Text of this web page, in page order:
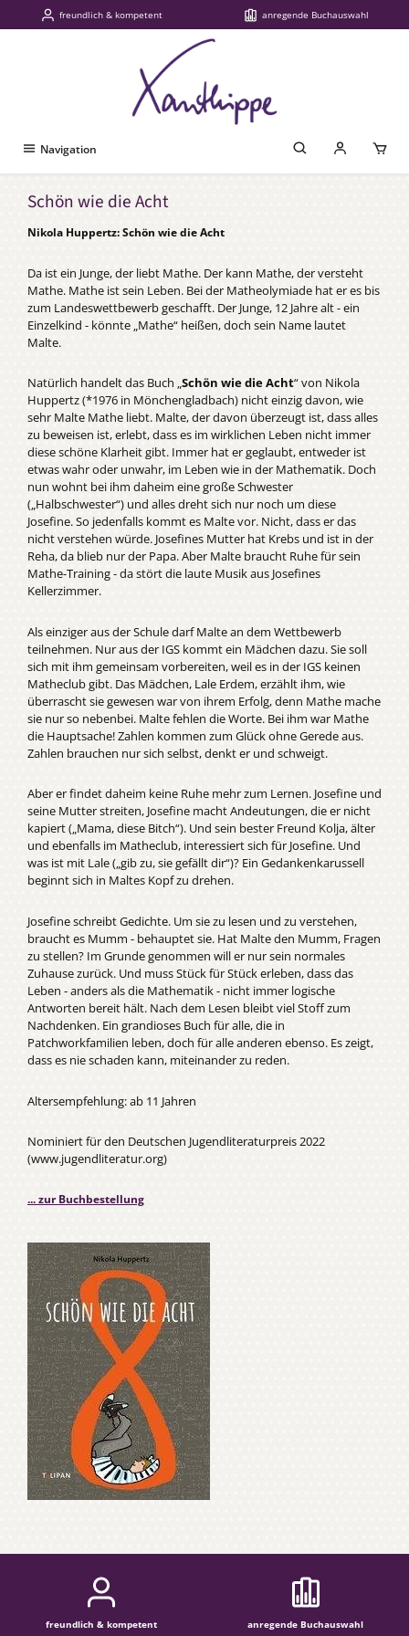
Zum Hauptinhalt springen
freundlich & kompetent anregende Buchauswahl
Navigation
Schön wie die Acht
Nikola Huppertz: Schön wie die Acht
Da ist ein Junge, der liebt Mathe. Der kann Mathe, der versteht
Mathe. Mathe ist sein Leben. Bei der Matheolymiade hat er es bis
zum Landeswettbewerb geschafft. Der Junge, 12 Jahre alt - ein
Einzelkind - könnte „Mathe“ heißen, doch sein Name lautet
Malte.
Natürlich handelt das Buch „Schön wie die Acht“ von Nikola
Huppertz (*1976 in Mönchengladbach) nicht einzig davon, wie
sehr Malte Mathe liebt. Malte, der davon überzeugt ist, dass alles
zu beweisen ist, erlebt, dass es im wirklichen Leben nicht immer
diese schöne Klarheit gibt. Immer hat er geglaubt, entweder ist
etwas wahr oder unwahr, im Leben wie in der Mathematik. Doch
nun wohnt bei ihm daheim eine große Schwester
(„Halbschwester“) und alles dreht sich nur noch um diese
Josefine. So jedenfalls kommt es Malte vor. Nicht, dass er das
nicht verstehen würde. Josefines Mutter hat Krebs und ist in der
Reha, da blieb nur der Papa. Aber Malte braucht Ruhe für sein
Mathe-Training - da stört die laute Musik aus Josefines
Kellerzimmer.
Als einziger aus der Schule darf Malte an dem Wettbewerb
teilnehmen. Nur aus der IGS kommt ein Mädchen dazu. Sie soll
sich mit ihm gemeinsam vorbereiten, weil es in der IGS keinen
Matheclub gibt. Das Mädchen, Lale Erdem, erzählt ihm, wie
überrascht sie gewesen war von ihrem Erfolg, denn Mathe mache
sie nur so nebenbei. Malte fehlen die Worte. Bei ihm war Mathe
die Hauptsache! Zahlen kommen zum Glück ohne Gerede aus.
Zahlen brauchen nur sich selbst, denkt er und schweigt.
Aber er findet daheim keine Ruhe mehr zum Lernen. Josefine und
seine Mutter streiten, Josefine macht Andeutungen, die er nicht
kapiert („Mama, diese Bitch“). Und sein bester Freund Kolja, älter
und ebenfalls im Matheclub, interessiert sich für Josefine. Und
was ist mit Lale („gib zu, sie gefällt dir“)? Ein Gedankenkarussell
beginnt sich in Maltes Kopf zu drehen.
Josefine schreibt Gedichte. Um sie zu lesen und zu verstehen,
braucht es Mumm - behauptet sie. Hat Malte den Mumm, Fragen
zu stellen? Im Grunde genommen will er nur sein normales
Zuhause zurück. Und muss Stück für Stück erleben, dass das
Leben - anders als die Mathematik - nicht immer logische
Antworten bereit hält. Nach dem Lesen bleibt viel Stoff zum
Nachdenken. Ein grandioses Buch für alle, die in
Patchworkfamilien leben, doch für alle anderen ebenso. Es zeigt,
dass es nie schaden kann, miteinander zu reden.
Altersempfehlung: ab 11 Jahren
Nominiert für den Deutschen Jugendliteraturpreis 2022
(www.jugendliteratur.org)
... zur Buchbestellung
freundlich & kompetent anregende Buchauswahl